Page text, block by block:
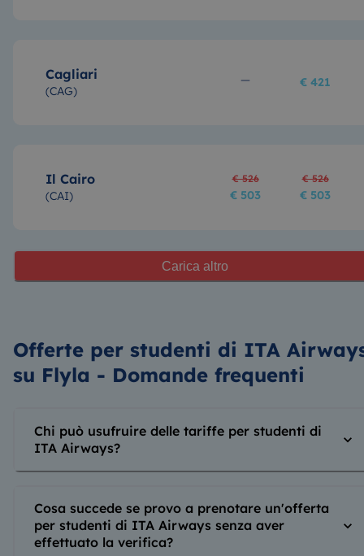
Cagliari
(CAG)
€ 421
Il Cairo
(CAI)
€ 526
€ 503
€ 526
€ 503
Carica altro
Offerte per studenti di ITA
su Flyla - Domande frequenti
Chi può usufruire delle tariffe per studenti di
ITA Airways?
Cosa succede se provo a prenotare un'offerta
per studenti di ITA Airways senza aver
effettuato la verifica?